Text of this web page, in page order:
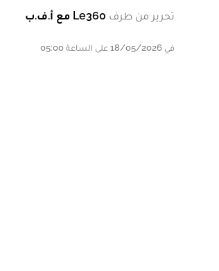
تحرير من طرف Le360 مع أ.ف.ب
في 18/05/2026 على الساعة 05:00